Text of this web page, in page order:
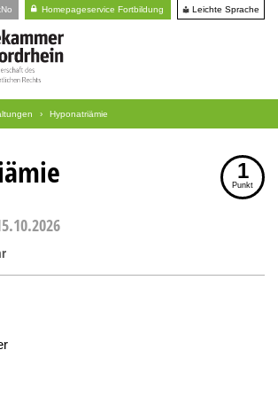
Homepageservice Fortbildung Leichte Sprache
Hyponatriämie
1
Punkt